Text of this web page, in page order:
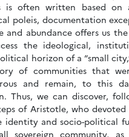
is often written based on
poleis, documentation
and abundance offers us
the ideological,
horizon of a “small
of communities that
and remain, to this
Thus, we can discover,
of Aristotle, who
identity and socio-political
sovereign community,